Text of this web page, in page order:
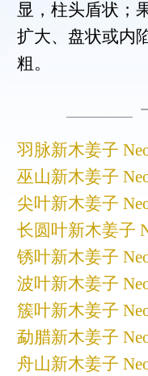
显，柱头盾状；
扩大、盘状或内
粗。
羽脉新木姜子
巫山新木姜子
尖叶新木姜子
长圆叶新木姜子
锈叶新木姜子
波叶新木姜子
簇叶新木姜子
勐腊新木姜子
舟山新木姜子